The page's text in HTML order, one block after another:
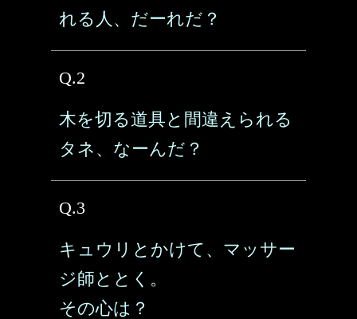
れる人、だーれだ？
Q.2
木を切る道具と間違えられる
タネ、なーんだ？
Q.3
キュウリとかけて、マッサー
ジ師ととく。
その心は？